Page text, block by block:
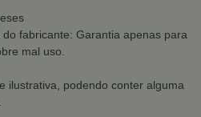
fabricante: Garantia apenas para
mal uso.
ilustrativa, podendo conter alguma